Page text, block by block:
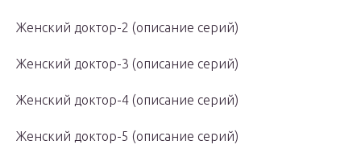
Женский доктор-2 (описание серий)
Женский доктор-3 (описание серий)
Женский доктор-4 (описание серий)
Женский доктор-5 (описание серий)